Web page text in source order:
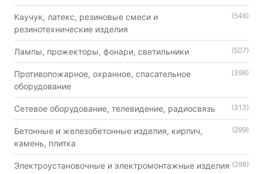
Каучук, латекс, резиновые смеси и
резинотехнические изделия
(546)
Лампы, прожекторы, фонари, светильники (507)
Противопожарное, охранное, спасательное
оборудование
(398)
Сетевое оборудование, телевидение, радиосвязь (313)
Бетонные и железобетонные изделия, кирпич,
камень, плитка
(299)
Электроустановочные и электромонтажные изделия (298)